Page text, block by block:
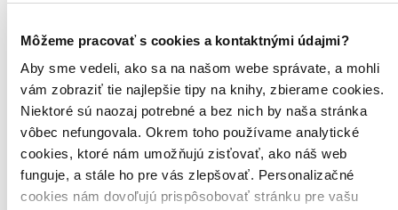
Môžeme pracovať s cookies a kontaktnými údajmi?
Aby sme vedeli, ako sa na našom webe správate, a mohli
vám zobraziť tie najlepšie tipy na knihy, zbierame cookies.
Niektoré sú naozaj potrebné a bez nich by naša stránka
vôbec nefungovala. Okrem toho používame analytické
cookies, ktoré nám umožňujú zisťovať, ako náš web
funguje, a stále ho pre vás zlepšovať. Personalizačné
cookies nám dovoľujú prispôsobovať stránku pre vašu
Bestsellery
Top hodnotené
Novinky
Najdrahšie
Najlacnejšie
Najvyššia zľava
Použité filtre